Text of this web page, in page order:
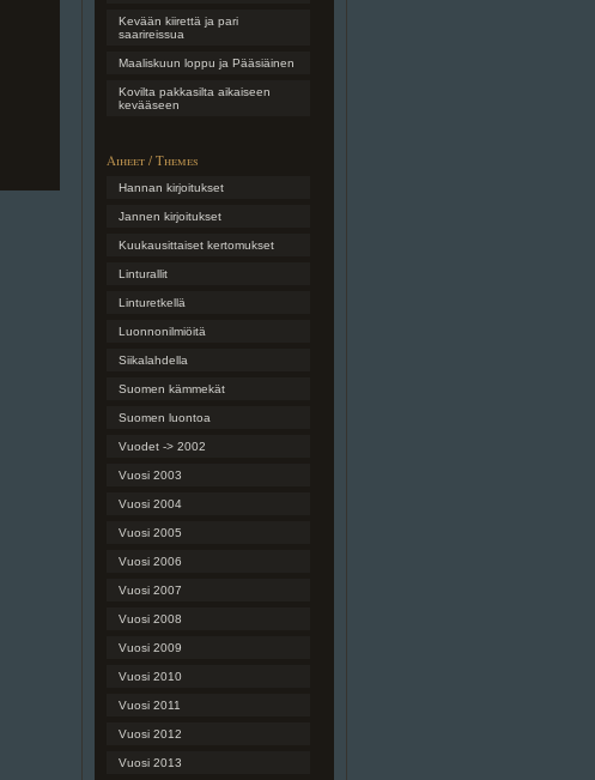
Kevään kiirettä ja pari
saarireissua
Maaliskuun loppu ja Pääsiäinen
Kovilta pakkasilta aikaiseen
kevääseen
Aiheet / Themes
Hannan kirjoitukset
Jannen kirjoitukset
Kuukausittaiset kertomukset
Linturallit
Linturetkellä
Luonnonilmiöitä
Siikalahdella
Suomen kämmekät
Suomen luontoa
Vuodet -> 2002
Vuosi 2003
Vuosi 2004
Vuosi 2005
Vuosi 2006
Vuosi 2007
Vuosi 2008
Vuosi 2009
Vuosi 2010
Vuosi 2011
Vuosi 2012
Vuosi 2013